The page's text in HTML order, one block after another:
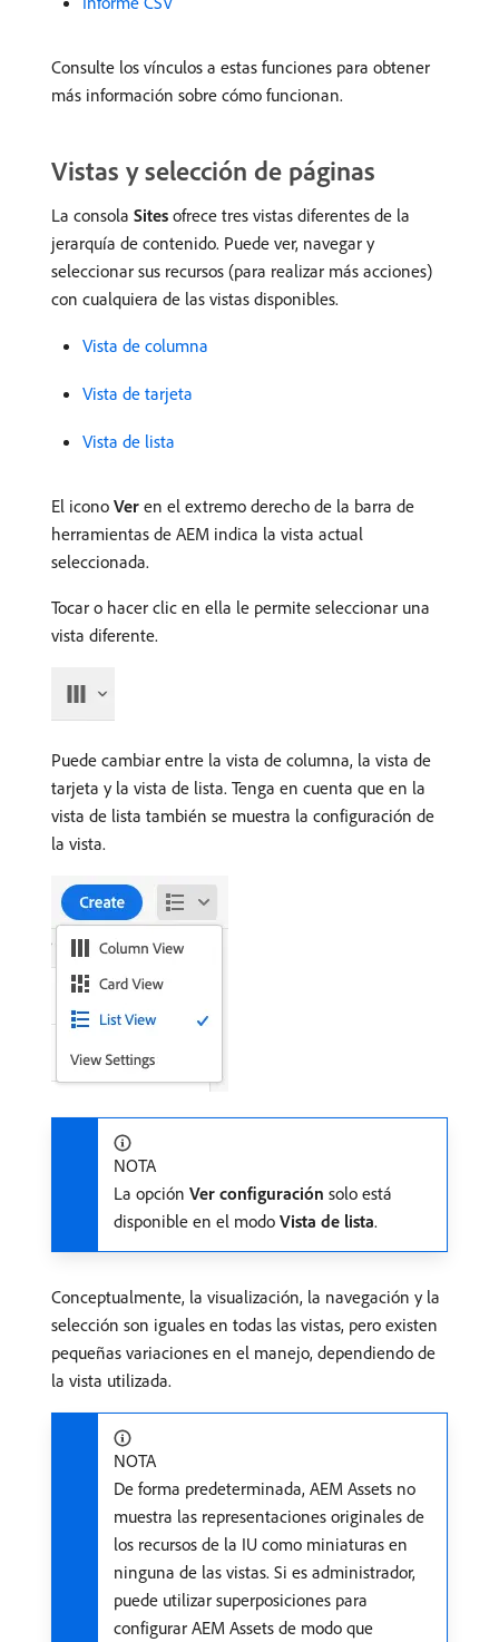
Consulte los vínculos a estas funciones para obtener
más información sobre cómo funcionan.
Vistas y selección de páginas
La consola Sites ofrece tres vistas diferentes de la
jerarquía de contenido. Puede ver, navegar y
seleccionar sus recursos (para realizar más acciones)
con cualquiera de las vistas disponibles.
Vista de columna
Vista de tarjeta
Vista de lista ​
El icono Ver en el extremo derecho de la barra de
herramientas de AEM indica la vista actual
seleccionada.
Tocar o hacer clic en ella le permite seleccionar una
vista diferente.
Puede cambiar entre la vista de columna, la vista de
tarjeta y la vista de lista. Tenga en cuenta que en la
vista de lista también se muestra la configuración de
la vista.
NOTA
La opción Ver configuración solo está
disponible en el modo Vista de lista.
Conceptualmente, la visualización, la navegación y la
selección son iguales en todas las vistas, pero existen
pequeñas variaciones en el manejo, dependiendo de
la vista utilizada.
NOTA
De forma predeterminada, AEM Assets no
muestra las representaciones originales de
los recursos de la IU como miniaturas en
ninguna de las vistas. Si es administrador,
puede utilizar superposiciones para
configurar AEM Assets de modo que